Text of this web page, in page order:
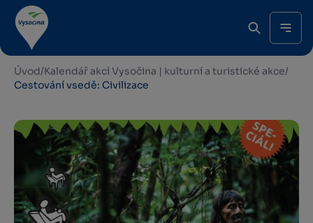
Úvod/Kalendář akcí Vysočina | kulturní a turistické akce/
Cestování vsedě: Civilizace